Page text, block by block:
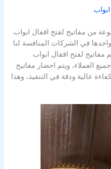
من مفاتيح لفتح اقفال ابواب
في الشركات المنافسة لنا
مفاتيح لفتح اقفال ابواب
العملاء، ويتم احضار مفاتيح
عالية ودقة في التنفيذ، وهذا